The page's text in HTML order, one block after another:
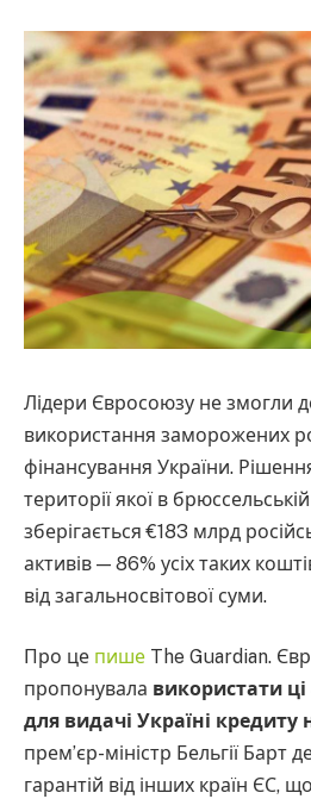
Лідери Євросоюзу не змогли
використання заморожених
фінансування України.
території якої в
зберігається €183 млрд
активів — 86% усіх таких
від загальносвітової суми.
Про це пише The Guardian.
пропонувала використати
для видачі Україні
прем’єр-міністр Бельгії Барт
гарантій від інших країн ЄС,